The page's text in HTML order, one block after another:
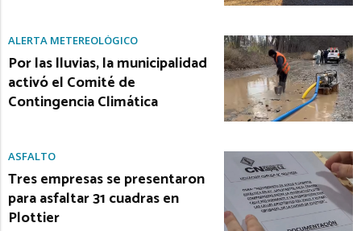
ALERTA METEREOLÓGICO
Por las lluvias, la municipalidad
activó el Comité de
Contingencia Climática
ASFALTO
Tres empresas se presentaron
para asfaltar 31 cuadras en
Plottier